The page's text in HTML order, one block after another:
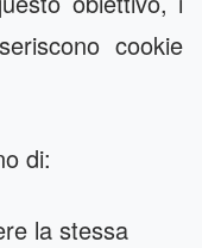
cookie
di:
la stessa